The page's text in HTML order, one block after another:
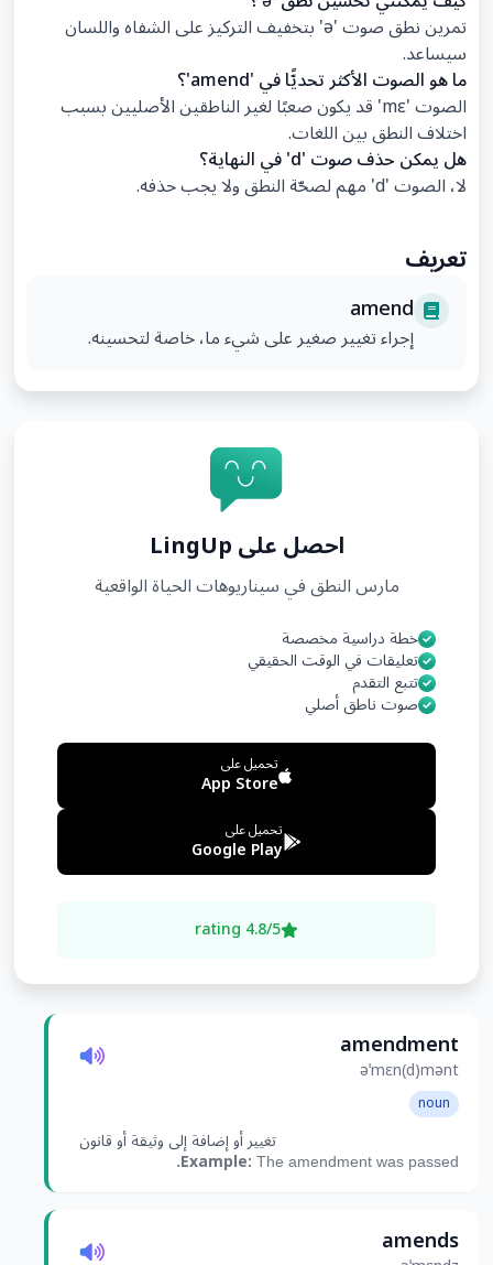
تمرين نطق صوت 'ə' بتخفيف التركيز على الشفاه واللسان
سيساعد.
ما هو الصوت الأكثر تحديًّا في 'amend'؟
الصوت 'mɛ' قد يكون صعبًا لغير الناطقين الأصليين بسبب
اختلاف النطق بين اللغات.
هل يمكن حذف صوت 'd' في النهاية؟
لا، الصوت 'd' مهم لصحّة النطق ولا يجب حذفه.
تعريف
amend
إجراء تغيير صغير على شيء ما، خاصة لتحسينه.
amendment
əˈmɛn(d)mənt
noun
تغيير أو إضافة إلى وثيقة أو قانون
Example: The amendment was passed.
amends
احصل على LingUp
مارس النطق في سيناريوهات الحياة الواقعية
خطة دراسية مخصصة
تعليقات في الوقت الحقيقي
تتبع التقدم
صوت ناطق أصلي
تحميل على
App Store
تحميل على
Google Play
4.8/5 rating